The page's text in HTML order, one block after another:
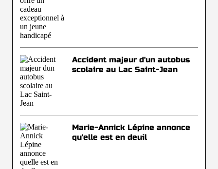
Accident majeur d'un autobus
scolaire au Lac Saint-Jean
Marie-Annick Lépine annonce
qu'elle est en deuil